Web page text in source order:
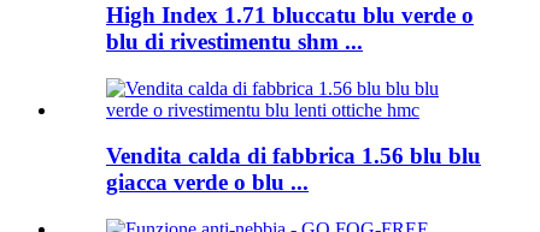
High Index 1.71 bluccatu blu verde o
blu di rivestimentu shm ...
Vendita calda di fabbrica 1.56 blu blu
giacca verde o blu ...